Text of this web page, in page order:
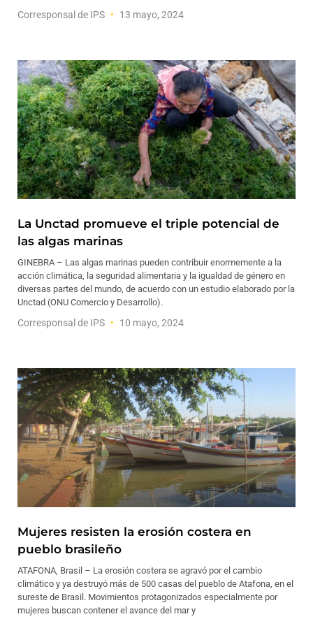
Corresponsal de IPS 13 mayo, 2024
La Unctad promueve el triple potencial de
las algas marinas
GINEBRA – Las algas marinas pueden contribuir enormemente a la
acción climática, la seguridad alimentaria y la igualdad de género en
diversas partes del mundo, de acuerdo con un estudio elaborado por la
Unctad (ONU Comercio y Desarrollo).
Corresponsal de IPS 10 mayo, 2024
Mujeres resisten la erosión costera en
pueblo brasileño
ATAFONA, Brasil – La erosión costera se agravó por el cambio
climático y ya destruyó más de 500 casas del pueblo de Atafona, en el
sureste de Brasil. Movimientos protagonizados especialmente por
mujeres buscan contener el avance del mar y